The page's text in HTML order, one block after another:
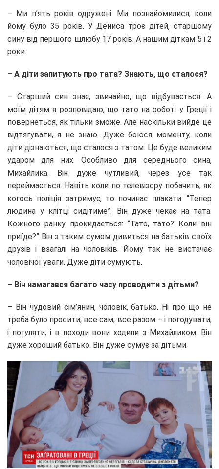
– Ми п’ять років одружені. Ми познайомилися, коли
йому було 35 років. У Дениса троє дітей, старшому
сину від першого шлюбу 17 років. А нашим діткам 5 і 2
роки.
– А діти запитують про тата? Знають, що сталося?
– Старший син знає, звичайно, що відбувається. А
моїм дітям я розповідаю, що тато на роботі у Греції і
повернеться, як тільки зможе. Але наскільки вийде це
відтягувати, я не знаю. Дуже боюся моменту, коли
діти дізнаються, що сталося з татом. Це буде великим
ударом для них. Особливо для середнього сина,
Михайлика. Він дуже чутливий, через усе так
переймається. Навіть коли по телевізору побачить, як
когось поліція затримує, то починає плакати: “Тепер
людина у клітці сидітиме”. Він дуже чекає на тата.
Кожного ранку прокидається: “Тато, тато? Коли він
приїде?” Він з таким сумом дивиться на батьків своїх
друзів і взагалі на чоловіків. Йому так не вистачає
чоловічої уваги. Дуже діти сумують.
– Він намагався багато часу проводити з дітьми?
– Він чудовий сім’янин, чоловік, батько. Ні про що не
треба було просити, все сам, все разом – і погодувати,
і погуляти, і в походи вони ходили з Михайликом. Він
дуже хороший батько. Він дуже сумує за дітьми.